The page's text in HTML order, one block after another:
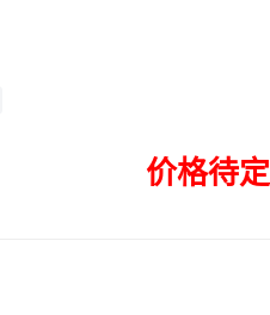
价格待定